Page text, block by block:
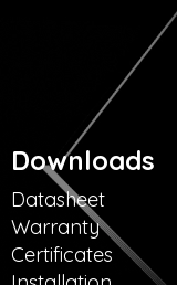
Downloads
Datasheet
Warranty
Certificates